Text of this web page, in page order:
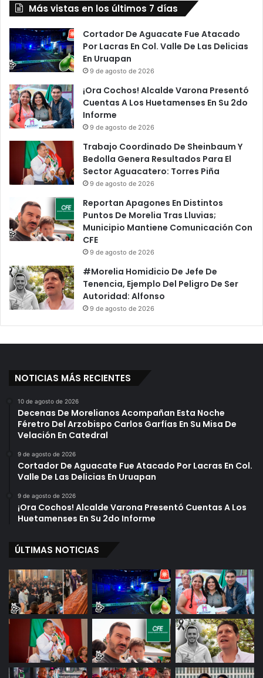
Más vistas en los últimos 7 días
Cortador De Aguacate Fue Atacado
Por Lacras En Col. Valle De Las Delicias
En Uruapan
9 de agosto de 2026
¡Ora Cochos! Alcalde Varona Presentó
Cuentas A Los Huetamenses En Su 2do
Informe
9 de agosto de 2026
Trabajo Coordinado De Sheinbaum Y
Bedolla Genera Resultados Para El
Sector Aguacatero: Torres Piña
9 de agosto de 2026
Reportan Apagones En Distintos
Puntos De Morelia Tras Lluvias;
Municipio Mantiene Comunicación Con
CFE
9 de agosto de 2026
#Morelia Homidicio De Jefe De
Tenencia, Ejemplo Del Peligro De Ser
Autoridad: Alfonso
9 de agosto de 2026
NOTICIAS MÁS RECIENTES
10 de agosto de 2026
Decenas De Morelianos Acompañan Esta Noche
Féretro Del Arzobispo Carlos Garfías En Su Misa De
Velación En Catedral
9 de agosto de 2026
Cortador De Aguacate Fue Atacado Por Lacras En Col.
Valle De Las Delicias En Uruapan
9 de agosto de 2026
¡Ora Cochos! Alcalde Varona Presentó Cuentas A Los
Huetamenses En Su 2do Informe
ÚLTIMAS NOTICIAS